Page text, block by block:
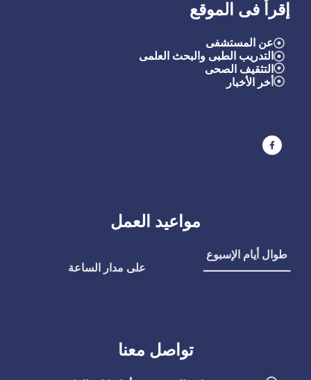
إقرأ فى الموقع
عن المستشفى
التدريب الطبى والبحث العلمى
التثقيف الصحى
خر الأخبار
مواعيد العمل
طوال أيام الإسبوع
ـــــــــــــــــــــــــ
على مدار الساعة
تواصل معنا